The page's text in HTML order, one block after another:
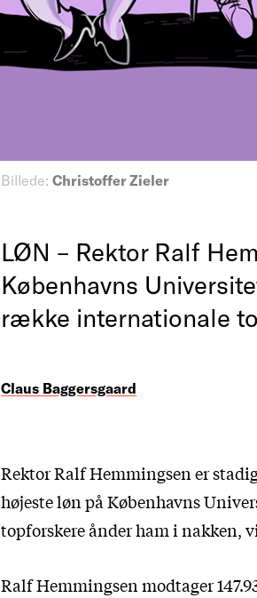
Billede: Christoffer Zieler
LØN – Rektor Ralf
Københavns
række internationale
Claus Baggersgaard
Rektor Ralf Hemmingsen er
højeste løn på Københavns
topforskere ånder ham i nakken,
Ralf Hemmingsen modtager